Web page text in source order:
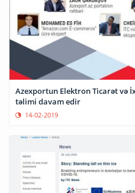
Azexportun Elektron Ticarət və
təlimi davam edir
14-02-2019